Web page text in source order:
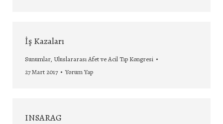
İş Kazaları
Sunumlar, Uluslararası Afet ve Acil Tıp Kongresi
27 Mart 2017
Yorum Yap
INSARAG